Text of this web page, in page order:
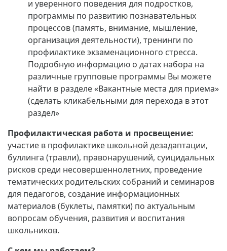
и уверенного поведения для подростков,
программы по развитию познавательных
процессов (память, внимание, мышление,
организация деятельности), тренинги по
профилактике экзаменационного стресса.
Подробную информацию о датах набора на
различные групповые программы Вы можете
найти в разделе «Вакантные места для приема»
(сделать кликабельными для перехода в этот
раздел»
Профилактическая работа и просвещение:
участие в профилактике школьной дезадаптации,
буллинга (травли), правонарушений, суицидальных
рисков среди несовершеннолетних, проведение
тематических родительских собраний и семинаров
для педагогов, создание информационных
материалов (буклеты, памятки) по актуальным
вопросам обучения, развития и воспитания
школьников.